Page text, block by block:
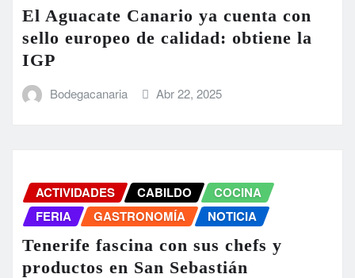
El Aguacate Canario ya cuenta con
sello europeo de calidad: obtiene la
IGP
Bodegacanaria Abr 22, 2025
ACTIVIDADES CABILDO
COCINA
FERIA
GASTRONOMÍA NOTICIA
Tenerife fascina con sus chefs y
productos en San Sebastián